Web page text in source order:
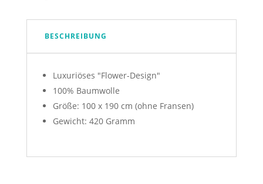
BESCHREIBUNG
Luxuriöses "Flower-Design"
100% Baumwolle
Größe: 100 x 190 cm (ohne Fransen)
Gewicht: 420 Gramm